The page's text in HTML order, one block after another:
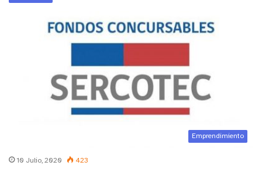
Emprendimiento
10 Julio, 2020 423